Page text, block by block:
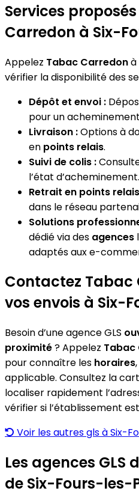
Services
Carredon à Six-
Appelez Tabac Carredonà
vérifier la disponibilité des
Dépôt et envoi :
pour un
Livraison :Options à
en points relais.
Suivi de colis :
l’état d’acheminement.
Retrait en points
dans le réseau
Solutions
dédié via des agences
adaptés aux e-
Contactez Tabac
vos envois à Six-
Besoin d’une agence GLS
proximité? Appelez Tabac
pour connaître les horaires
applicable. Consultez la
localiser rapidement
vérifier si l’établissement est
Voir les autres gls à Six-
Les agences GLS
de Six-Fours-les-